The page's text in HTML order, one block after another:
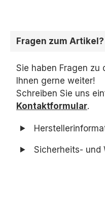
Fragen zum Artikel?
Sie haben Fragen zu
Ihnen gerne weiter!
Schreiben Sie uns
Kontaktformular.
Sicherheits- und